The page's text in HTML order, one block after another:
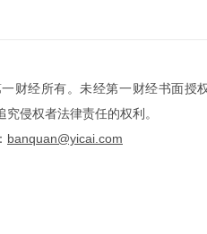
财经所有。未经第一财经书面授
侵权者法律责任的权利。
banquan@yicai.com